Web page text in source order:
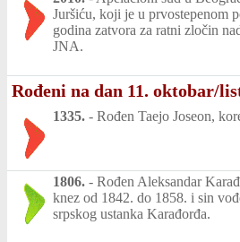
Juršiću, koji je u prvostepenom
godina zatvora za ratni zločin
JNA.
Rođeni na dan 11. oktobar/
1335. - Rođen Taejo Joseon,
1806. - Rođen Aleksandar
knez od 1842. do 1858. i sin
srpskog ustanka Karađorđa.